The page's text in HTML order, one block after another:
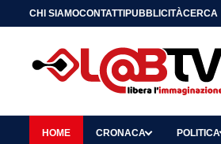
CHI SIAMOCONTATTIPUBBLICITÀCERCA
HOME CRONACA POLITICA